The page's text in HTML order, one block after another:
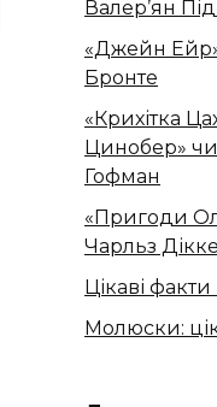
Валер’ян
«Джейн
Бронте
«Крихітка
Цинобер»
Гофман
«Пригоди
Чарльз
Цікаві
Молюски: